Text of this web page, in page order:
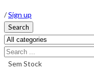
/Sign up
Search
Sem Stock